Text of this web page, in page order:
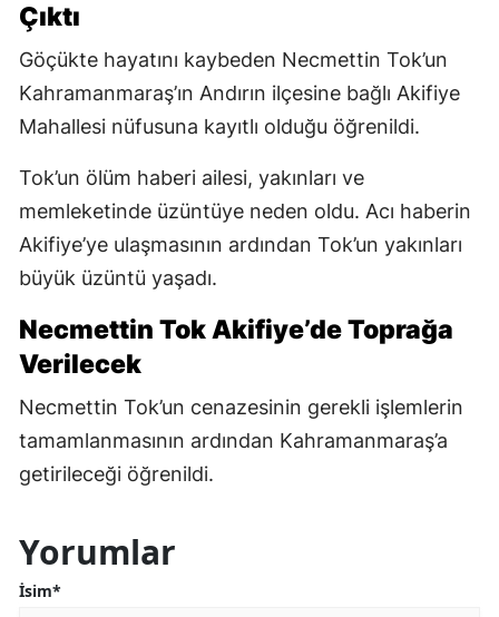
Çıktı
Göçükte hayatını kaybeden Necmettin Tok’un
Kahramanmaraş’ın Andırın ilçesine bağlı Akifiye
Mahallesi nüfusuna kayıtlı olduğu öğrenildi.
Tok’un ölüm haberi ailesi, yakınları ve
memleketinde üzüntüye neden oldu. Acı haberin
Akifiye’ye ulaşmasının ardından Tok’un yakınları
büyük üzüntü yaşadı.
Necmettin Tok Akifiye’de Toprağa
Verilecek
Necmettin Tok’un cenazesinin gerekli işlemlerin
tamamlanmasının ardından Kahramanmaraş’a
getirileceği öğrenildi.
Yorumlar
İsim*